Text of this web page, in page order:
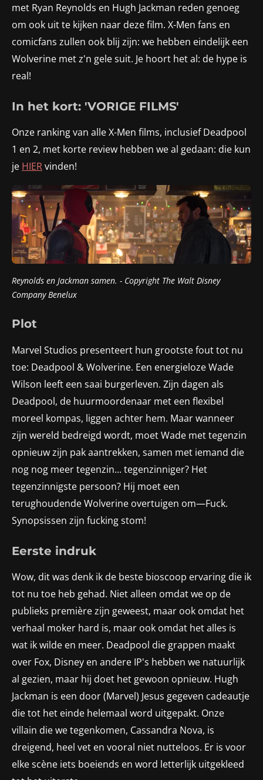
met Ryan Reynolds en Hugh Jackman reden genoeg
om ook uit te kijken naar deze film. X-Men fans en
comicfans zullen ook blij zijn: we hebben eindelijk een
Wolverine met z'n gele suit. Je hoort het al: de hype is
real!
In het kort: 'VORIGE FILMS'
Onze ranking van alle X-Men films, inclusief Deadpool
1 en 2, met korte review hebben we al gedaan: die kun
je HIERvinden!
Reynolds en Jackman samen. - Copyright The Walt Disney
Company Benelux
Plot
Marvel Studios presenteert hun grootste fout tot nu
toe: Deadpool & Wolverine. Een energieloze Wade
Wilson leeft een saai burgerleven. Zijn dagen als
Deadpool, de huurmoordenaar met een flexibel
moreel kompas, liggen achter hem. Maar wanneer
zijn wereld bedreigd wordt, moet Wade met tegenzin
opnieuw zijn pak aantrekken, samen met iemand die
nog nog meer tegenzin... tegenzinniger? Het
tegenzinnigste persoon? Hij moet een
terughoudende Wolverine overtuigen om—Fuck.
Synopsissen zijn fucking stom!
Eerste indruk
Wow, dit was denk ik de beste bioscoop ervaring die ik
tot nu toe heb gehad. Niet alleen omdat we op de
publieks première zijn geweest, maar ook omdat het
verhaal moker hard is, maar ook omdat het alles is
wat ik wilde en meer. Deadpool die grappen maakt
over Fox, Disney en andere IP's hebben we natuurlijk
al gezien, maar hij doet het gewoon opnieuw. Hugh
Jackman is een door (Marvel) Jesus gegeven cadeautje
die tot het einde helemaal word uitgepakt. Onze
villain die we tegenkomen, Cassandra Nova, is
dreigend, heel vet en vooral niet nutteloos. Er is voor
elke scène iets boeiends en word letterlijk uitgekleed